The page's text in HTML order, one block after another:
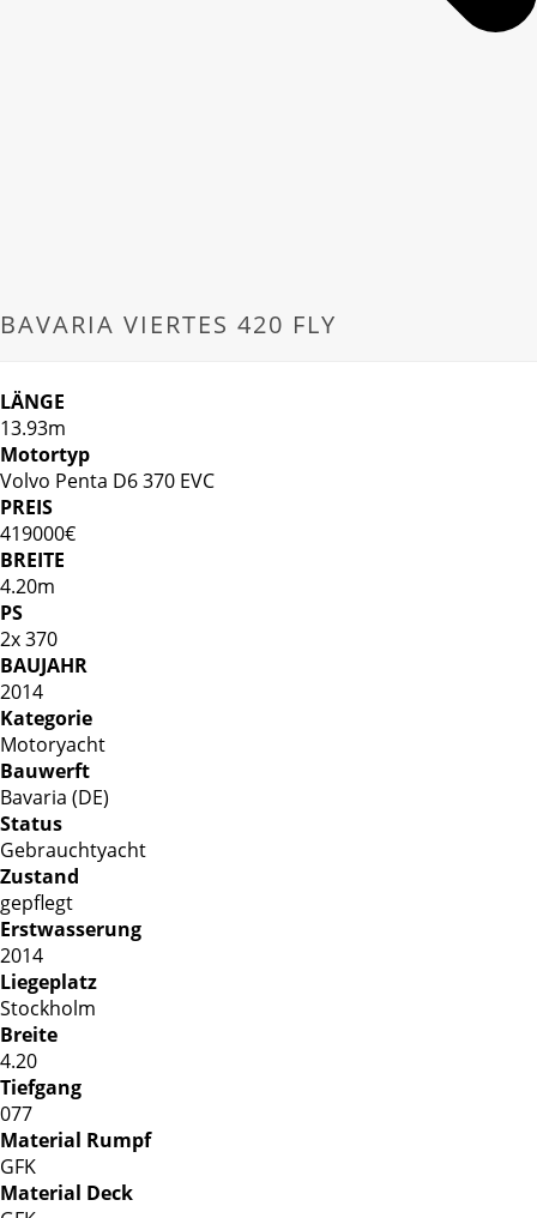
BAVARIA VIERTES 420 FLY
LÄNGE
13.93m
Motortyp
Volvo Penta D6 370 EVC
PREIS
419000€
BREITE
4.20m
PS
2x 370
BAUJAHR
2014
Kategorie
Motoryacht
Bauwerft
Bavaria (DE)
Status
Gebrauchtyacht
Zustand
gepflegt
Erstwasserung
2014
Liegeplatz
Stockholm
Breite
4.20
Tiefgang
077
Material Rumpf
GFK
Material Deck